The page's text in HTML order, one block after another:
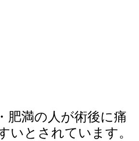
肥満の人が術後に痛
いとされています。